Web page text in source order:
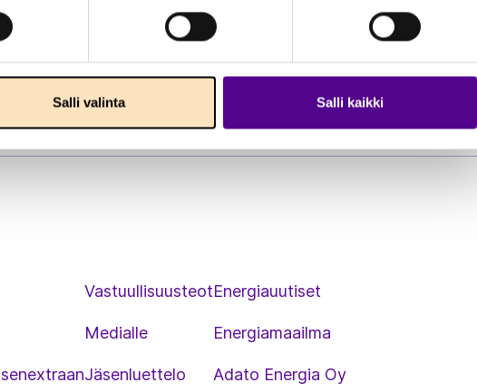
Salli valinta Salli kaikki
Vastuullisuusteot
Medialle
Jäsenluettelo
Energiauutiset
Energiamaailma
Adato Energia Oy